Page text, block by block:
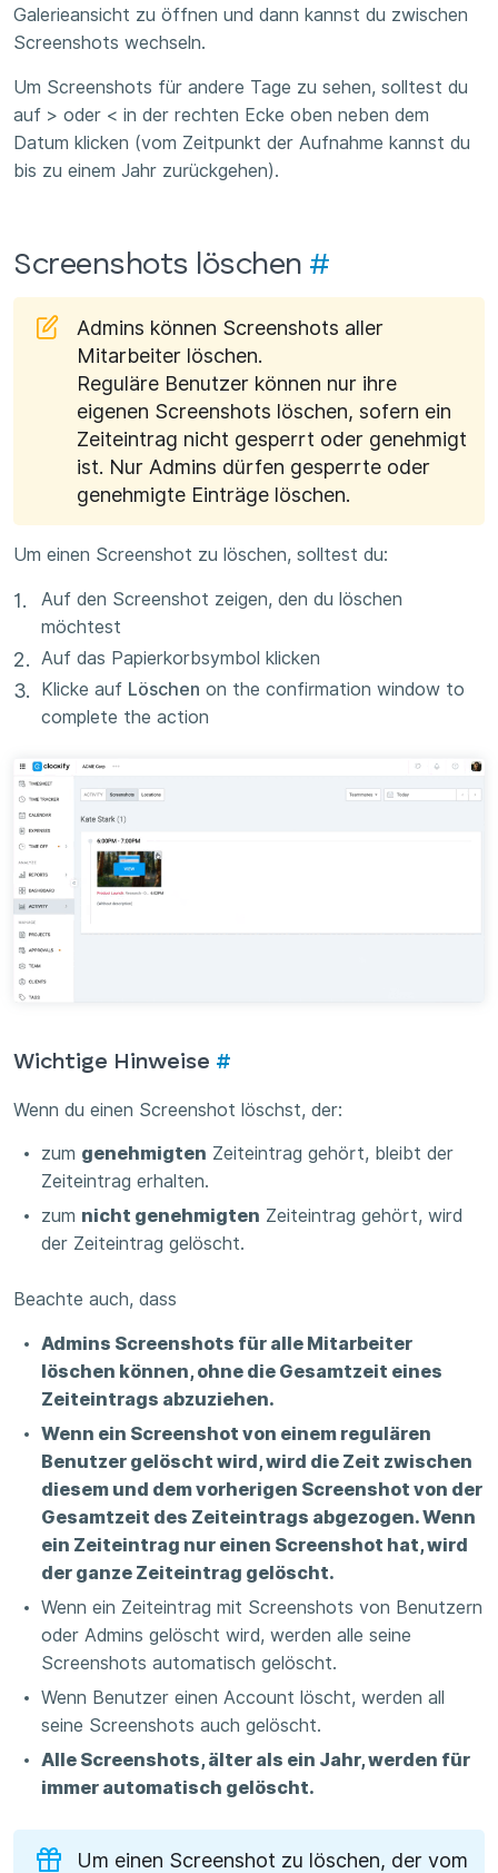
Galerieansicht zu öffnen und dann kannst du zwischen
Screenshots wechseln.
Um Screenshots für andere Tage zu sehen, solltest du
auf > oder < in der rechten Ecke oben neben dem
Datum klicken (vom Zeitpunkt der Aufnahme kannst du
bis zu einem Jahr zurückgehen).
Screenshots löschen #
Admins können Screenshots aller
Mitarbeiter löschen.
Reguläre Benutzer können nur ihre
eigenen Screenshots löschen, sofern ein
Zeiteintrag nicht gesperrt oder genehmigt
ist. Nur Admins dürfen gesperrte oder
genehmigte Einträge löschen.
Um einen Screenshot zu löschen, solltest du:
Auf den Screenshot zeigen, den du löschen
möchtest
Auf das Papierkorbsymbol klicken
Klicke auf Löschen on the confirmation window to
complete the action
Wichtige Hinweise #
Wenn du einen Screenshot löschst, der:
zum genehmigten Zeiteintrag gehört, bleibt der
Zeiteintrag erhalten.
zum nicht genehmigten Zeiteintrag gehört, wird
der Zeiteintrag gelöscht.
Beachte auch, dass
Admins Screenshots für alle Mitarbeiter
löschen können, ohne die Gesamtzeit eines
Zeiteintrags abzuziehen.
Wenn ein Screenshot von einem regulären
Benutzer gelöscht wird, wird die Zeit zwischen
diesem und dem vorherigen Screenshot von der
Gesamtzeit des Zeiteintrags abgezogen. Wenn
ein Zeiteintrag nur einen Screenshot hat, wird
der ganze Zeiteintrag gelöscht.
Wenn ein Zeiteintrag mit Screenshots von Benutzern
oder Admins gelöscht wird, werden alle seine
Screenshots automatisch gelöscht.
Wenn Benutzer einen Account löscht, werden all
seine Screenshots auch gelöscht.
Alle Screenshots, älter als ein Jahr, werden für
immer automatisch gelöscht.
Um einen Screenshot zu löschen, der vom